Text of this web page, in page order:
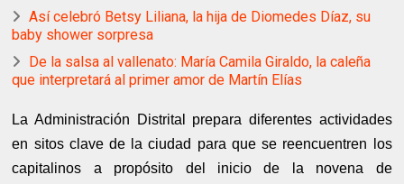
Así celebró Betsy Liliana, la hija de Diomedes Díaz, su
baby shower sorpresa
De la salsa al vallenato: María Camila Giraldo, la caleña
que interpretará al primer amor de Martín Elías
La Administración Distrital prepara diferentes actividades
en sitos clave de la ciudad para que se reencuentren los
capitalinos a propósito del inicio de la novena de